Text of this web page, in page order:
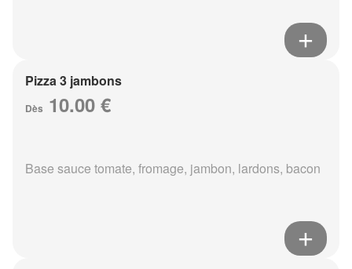
Pizza 3 jambons
Dès 10.00 €
Base sauce tomate, fromage, jambon, lardons, bacon